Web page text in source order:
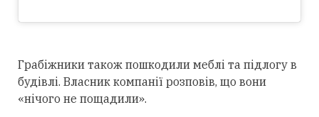
Грабіжники також пошкодили меблі та підлогу в
будівлі. Власник компанії розповів, що вони
«нічого не пощадили».